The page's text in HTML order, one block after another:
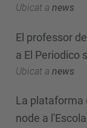
Ubicat a news
El professor
a El Periodico
Ubicat a news
La plataforma
node a l'Escola